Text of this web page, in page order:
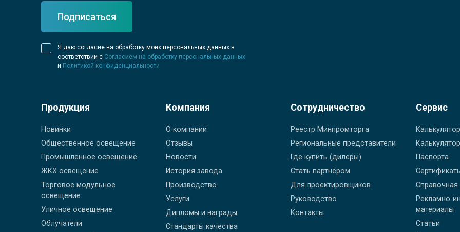
Руководство
Региональные представители
Подписаться
Я даю согласие на обработку моих персональных данных в
соответствии с Согласием на обработку персональных данных
и Политикой конфиденциальности
Продукция
Новинки
Общественное освещение
Промышленное освещение
ЖКХ освещение
Торговое модульное
освещение
Уличное освещение
Облучатели
Компания
О компании
Отзывы
Новости
История завода
Производство
Услуги
Дипломы и награды
Стандарты качества
Сотрудничество
Реестр Минпромторга
Региональные представители
Где купить (дилеры)
Стать партнёром
Для проектировщиков
Руководство
Контакты
Сервис
Паспорта
Рекламно-информационные
материалы
Статьи